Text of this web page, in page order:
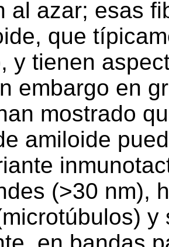
al azar; esas
que
y tienen
embargo en
mostrado
amiloide
(>30 nm),